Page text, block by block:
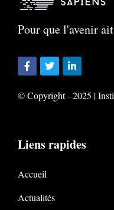
Pour que l'avenir
© Copyright - 2025 |
Liens rapides
Accueil
Actualités